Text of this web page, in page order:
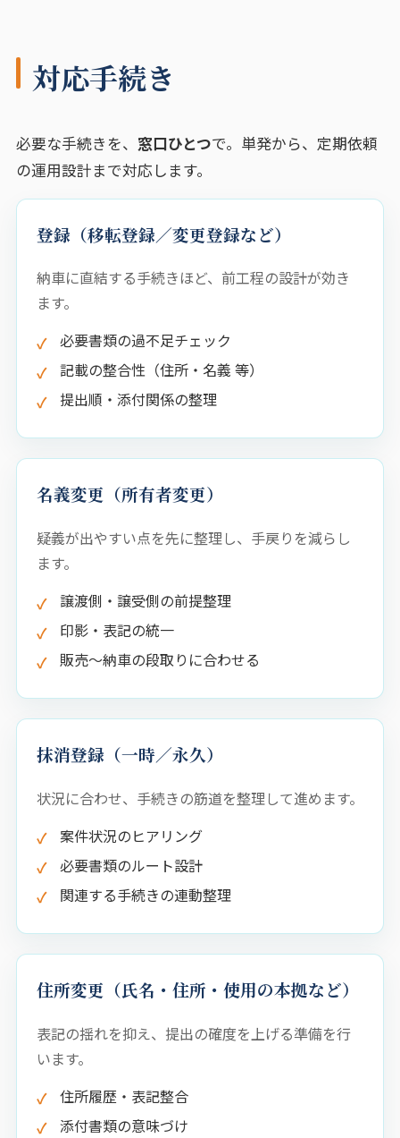
対応手続き
必要な手続きを、 窓口ひとつで。単発から、定期依頼
の運用設計まで対応します。
登録（移転登録／変更登録など）
納車に直結する手続きほど、前工程の設計が効き
ます。
必要書類の過不足チェック
記載の整合性（住所・名義 等）
提出順・添付関係の整理
名義変更（所有者変更）
疑義が出やすい点を先に整理し、手戻りを減らし
ます。
譲渡側・譲受側の前提整理
印影・表記の統一
販売〜納車の段取りに合わせる
抹消登録（一時／永久）
状況に合わせ、手続きの筋道を整理して進めます。
案件状況のヒアリング
必要書類のルート設計
関連する手続きの連動整理
住所変更（氏名・住所・使用の本拠など）
表記の揺れを抑え、提出の確度を上げる準備を行
います。
住所履歴・表記整合
添付書類の意味づけ